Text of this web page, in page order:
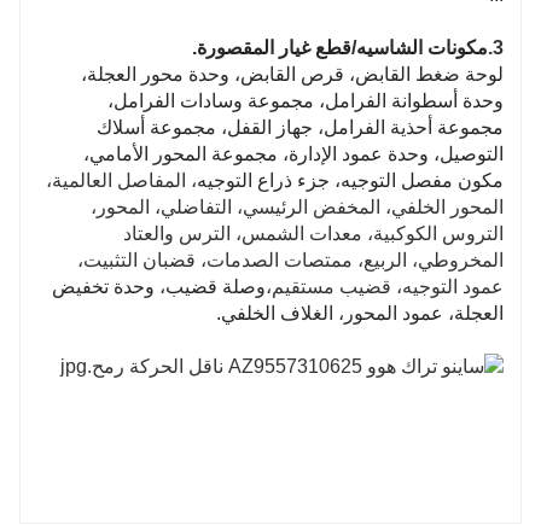
3. مكونات الشاسيه/قطع غيار المقصورة.
لوحة ضغط القابض، قرص القابض، وحدة محور العجلة،
وحدة أسطوانة الفرامل، مجموعة وسادات الفرامل،
مجموعة أحذية الفرامل، جهاز القفل، مجموعة أسلاك
التوصيل، وحدة عمود الإدارة، مجموعة المحور الأمامي،
مكون مفصل التوجيه، جزء ذراع التوجيه، المفاصل العالمية،
المحور الخلفي، المخفض الرئيسي، التفاضلي، المحور،
التروس الكوكبية، معدات الشمس، الترس والعتاد
المخروطي، الربيع، ممتصات الصدمات، قضبان التثبيت،
عمود التوجيه، قضيب مستقيم،وصلة قضيب، وحدة تخفيض
العجلة، عمود المحور، الغلاف الخلفي.